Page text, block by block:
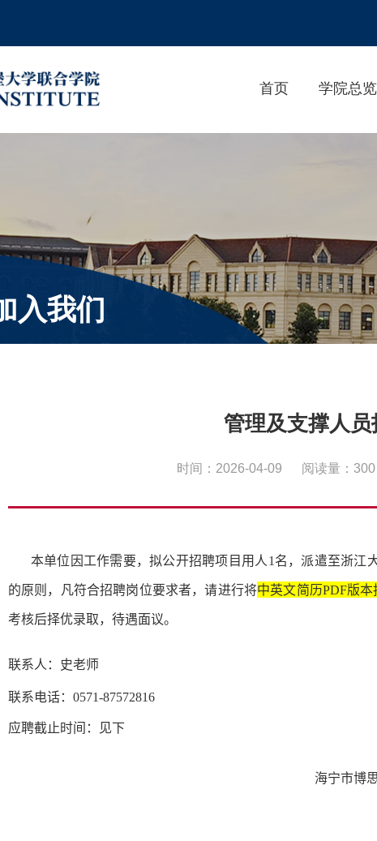
首页 学院总览
入我们
管理及支撑人员
时间：2026-04-09 阅读量： 300
本单位因工作需要，拟公开招聘项目用人 1 名，派遣至浙江
的原则，凡符合招聘岗位要求者，请进行将中英文简历PDF版本
考核后择优录取，待遇面议。
联系人：史老师
联系电话： 0571-87572816
应聘截止时间：见下
海宁市博